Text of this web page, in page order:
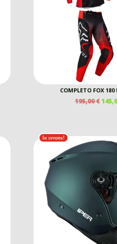
COMPLETO FOX 180
195,00€ IL
In offerta!